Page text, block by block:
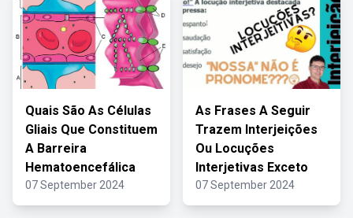
Quais São As Células
Gliais Que Constituem
A Barreira
Hematoencefálica
07 September 2024
As Frases A Seguir
Trazem Interjeições
Ou Locuções
Interjetivas Exceto
07 September 2024